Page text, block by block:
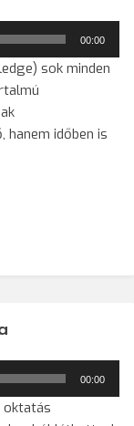
00:00
sok minden
időben is
00:00
oktatás